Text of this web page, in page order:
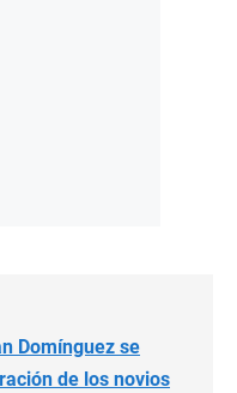
Domínguez se
de los novios